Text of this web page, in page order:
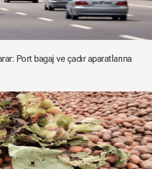
Port bagaj ve çadır aparatlarına